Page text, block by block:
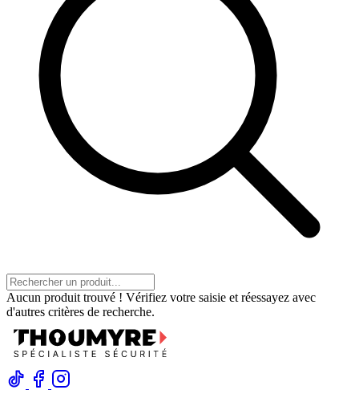
Aucun produit trouvé ! Vérifiez votre saisie et réessayez avec
d'autres critères de recherche.